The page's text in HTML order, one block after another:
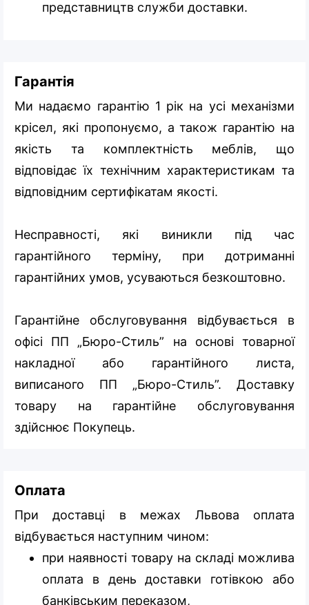
представництв служби доставки.
Гарантія
Ми надаємо гарантію 1 рік на усі механізми
крісел, які пропонуємо, а також гарантію на
якість та комплектність меблів, що
відповідає їх технічним характеристикам та
відповідним сертифікатам якості.
Несправності, які виникли під час
гарантійного терміну, при дотриманні
гарантійних умов, усуваються безкоштовно.
Гарантійне обслуговування відбувається в
офісі ПП „Бюро-Стиль” на основі товарної
накладної або гарантійного листа,
виписаного ПП „Бюро-Стиль”. Доставку
товару на гарантійне обслуговування
здійснює Покупець.
Оплата
При доставці в межах Львова оплата
відбувається наступним чином:
при наявності товару на складі можлива
оплата в день доставки готівкою або
банківським переказом,